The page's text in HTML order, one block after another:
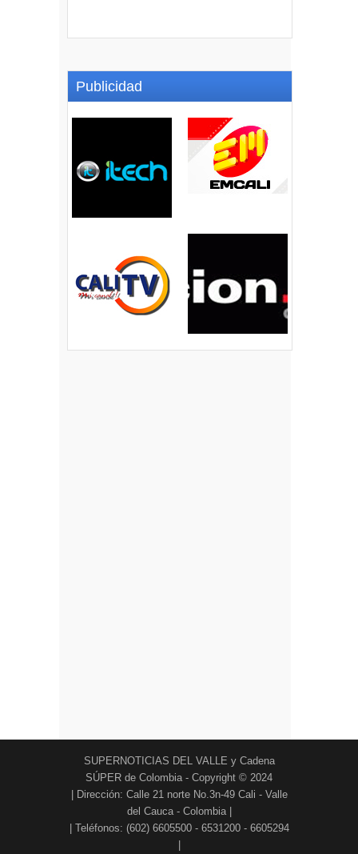
Publicidad
SUPERNOTICIAS DEL VALLE y Cadena
SÚPER de Colombia - Copyright © 2024
| Dirección: Calle 21 norte No.3n-49 Cali - Valle
del Cauca - Colombia |
| Teléfonos: (602) 6605500 - 6531200 - 6605294